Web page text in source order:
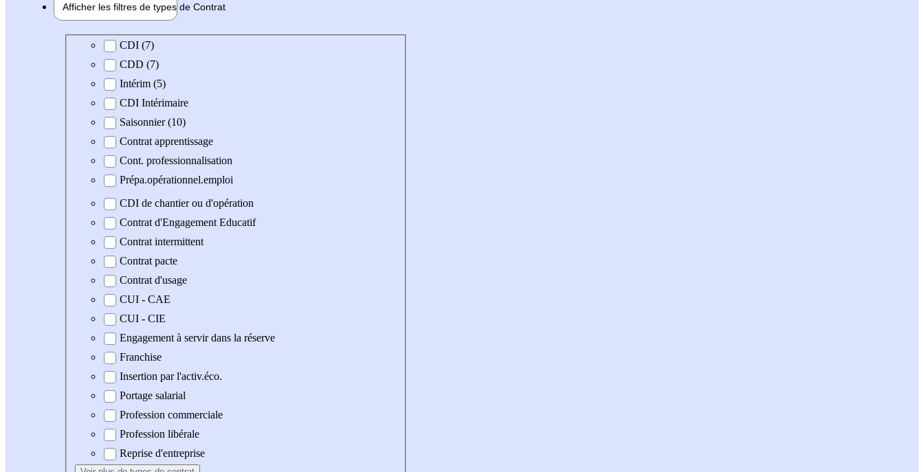
Afficher les filtres de types de Contrat
Type de contrat
CDI (7)
CDD (7)
Intérim (5)
CDI Intérimaire
Saisonnier (10)
Contrat apprentissage
Cont. professionnalisation
Prépa.opérationnel.emploi
CDI de chantier ou d'opération
Contrat d'Engagement Educatif
Contrat intermittent
Contrat pacte
Contrat d'usage
CUI - CAE
CUI - CIE
Engagement à servir dans la réserve
Franchise
Insertion par l'activ.éco.
Portage salarial
Profession commerciale
Profession libérale
Reprise d'entreprise